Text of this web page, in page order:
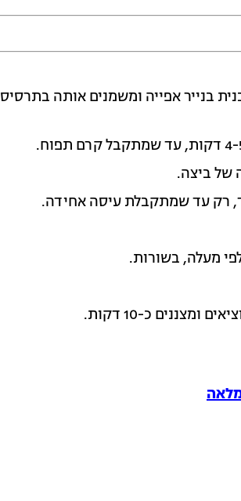
מרפדים את התבנית בנייר אפייה ומשמנים אותה בתרסיס
של ביצה.
רק עד שמתקבלת עיסה אחידה.
מעלה, בשורות.